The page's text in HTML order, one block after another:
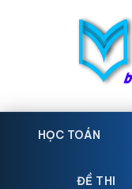
Sách
Toán
Học
toán,HỌC TOÁN
ĐỀ THI